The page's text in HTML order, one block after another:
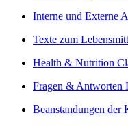
Interne und Externe
Texte zum
Health & Nutrition
Fragen & Antworten
Beanstandungen der